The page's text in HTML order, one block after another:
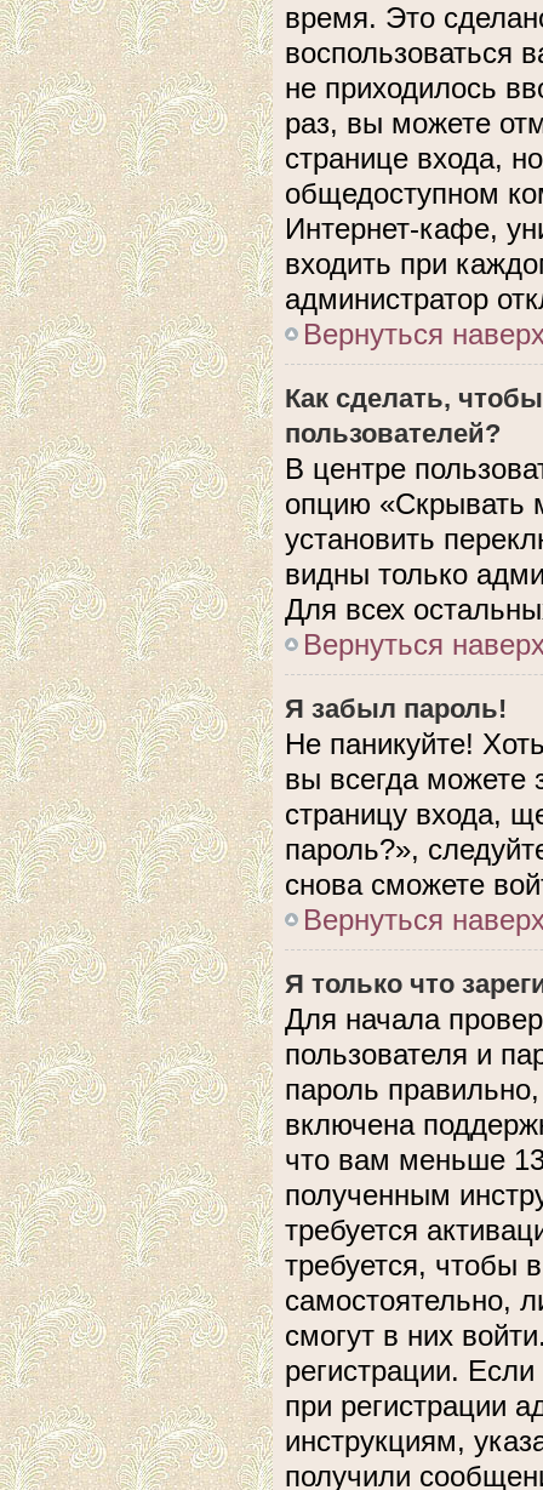
время. Это
воспользоваться
не приходилось
раз, вы можете
странице входа,
общедоступном
Интернет-кафе,
входить при
администратор
Вернуться
Как сделать,
пользователей?
В центре
опцию «Скрывать
установить
видны только
Для всех
Вернуться
Я забыл пароль!
Не паникуйте!
вы всегда можете
страницу входа,
пароль?»,
снова сможете
Вернуться
Я только что
Для начала
пользователя и
пароль
включена
что вам меньше
полученным
требуется
требуется, чтобы
самостоятельно,
смогут в них
регистрации.
при регистрации
инструкциям,
получили